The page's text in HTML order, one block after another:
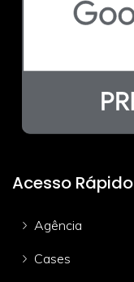
Acesso Rápido
Agência
Cases